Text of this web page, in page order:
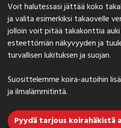
Voit halutessasi jättää koko
ja valita esimerkiksi takaovelle
jolloin voit pitää takakonttia
esteettömän näkyvyyden ja
turvallisen lukituksen ja suojan.
Suosittelemme koira-autoihin
ja ilmalämmitintä.
Pyydä tarjous koirahäkistä